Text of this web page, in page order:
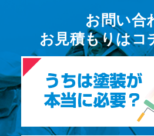
お問い合
お⾒積もりはコ